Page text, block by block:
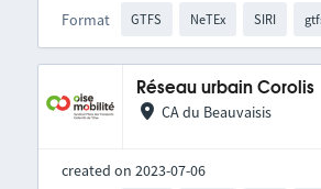
Format
GTFS NeTEx SIRI
Réseau urbain Corolis
CA du Beauvaisis
created on 2023-07-06